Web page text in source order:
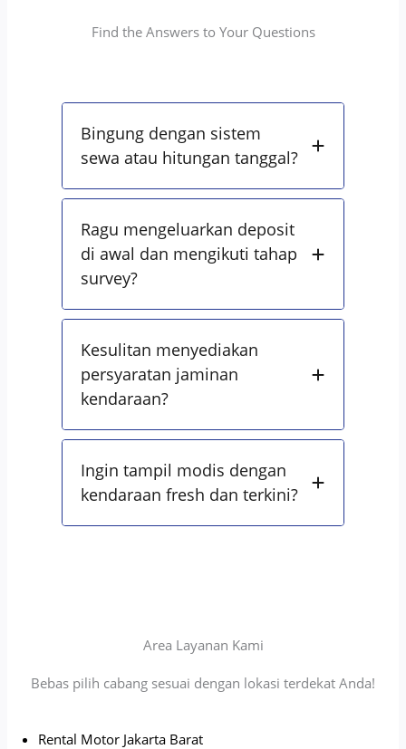
Find the Answers to Your Questions
Bingung dengan sistem
sewa atau hitungan tanggal?
Ragu mengeluarkan deposit
di awal dan mengikuti tahap
survey?
Kesulitan menyediakan
persyaratan jaminan
kendaraan?
Ingin tampil modis dengan
kendaraan fresh dan terkini?
Area Layanan Kami
Bebas pilih cabang sesuai dengan lokasi terdekat Anda!
Rental Motor Jakarta Barat